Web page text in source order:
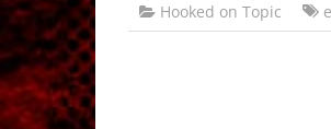
Hooked on Topic